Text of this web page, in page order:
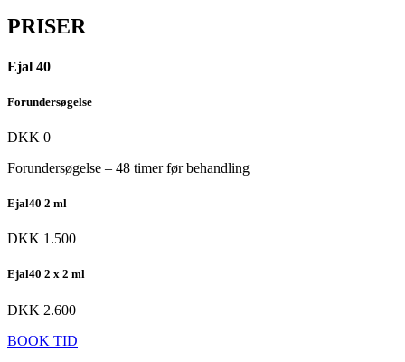
PRISER
Ejal 40
Forundersøgelse
DKK 0
Forundersøgelse – 48 timer før behandling
Ejal40 2 ml
DKK 1.500
Ejal40 2 x 2 ml
DKK 2.600
BOOK TID